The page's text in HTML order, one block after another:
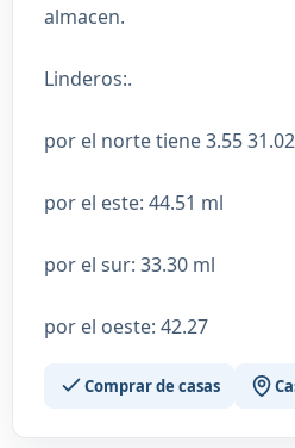
almacen.
Linderos:.
por el norte tiene 3.55
por el este: 44.51 ml
por el sur: 33.30 ml
por el oeste: 42.27
Comprar de casas